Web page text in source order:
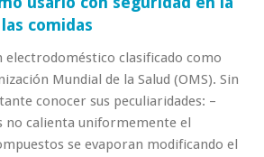
comidas
electrodoméstico clasificado como
Mundial de la Salud (OMS). Sin
conocer sus peculiaridades: –
calienta uniformemente el
se evaporan modificando el